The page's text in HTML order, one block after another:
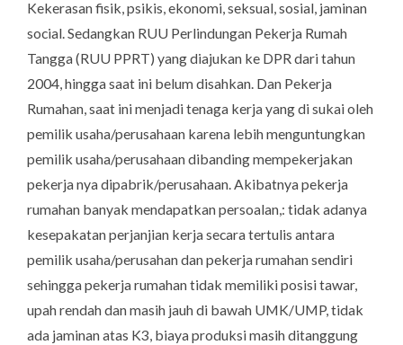
Kekerasan fisik, psikis, ekonomi, seksual, sosial, jaminan
social. Sedangkan RUU Perlindungan Pekerja Rumah
Tangga (RUU PPRT) yang diajukan ke DPR dari tahun
2004, hingga saat ini belum disahkan. Dan Pekerja
Rumahan, saat ini menjadi tenaga kerja yang di sukai oleh
pemilik usaha/perusahaan karena lebih menguntungkan
pemilik usaha/perusahaan dibanding mempekerjakan
pekerja nya dipabrik/perusahaan. Akibatnya pekerja
rumahan banyak mendapatkan persoalan,: tidak adanya
kesepakatan perjanjian kerja secara tertulis antara
pemilik usaha/perusahan dan pekerja rumahan sendiri
sehingga pekerja rumahan tidak memiliki posisi tawar,
upah rendah dan masih jauh di bawah UMK/UMP, tidak
ada jaminan atas K3, biaya produksi masih ditanggung